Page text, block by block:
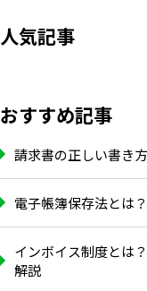
人気記事
おすすめ記事
請求書の正しい書き
電子帳簿保存法とは
インボイス制度とは
解説